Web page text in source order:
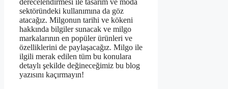
derecelendirmesi ile tasarım ve moda
sektöründeki kullanımına da göz
atacağız. Milgonun tarihi ve kökeni
hakkında bilgiler sunacak ve milgo
markalarının en popüler ürünleri ve
özelliklerini de paylaşacağız. Milgo ile
ilgili merak edilen tüm bu konulara
detaylı şekilde değineceğimiz bu blog
yazısını kaçırmayın!